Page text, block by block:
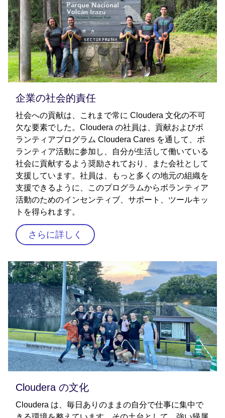
企業の社会的責任
社会への貢献は、これまで常に Cloudera 文化の不可
欠な要素でした。Cloudera の社員は、貢献およびボ
ランティアプログラム Cloudera Cares を通して、ボ
ランティア活動に参加し、自分が生活して働いている
社会に貢献するよう奨励されており、また会社として
支援しています。社員は、もっと多くの地元の組織を
支援できるように、このプログラムからボランティア
活動のためのインセンティブ、サポート、ツールキッ
トを得られます。
さらに詳しく
Cloudera の文化
Cloudera は、毎日ありのままの自分で仕事に集中で